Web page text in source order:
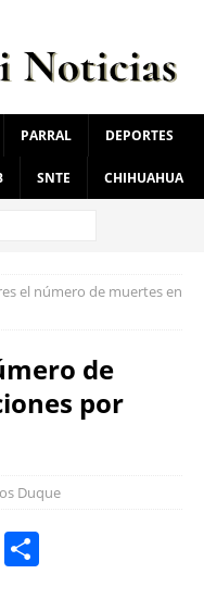
PARRAL DEPORTES
SNTE CHIHUAHUA
el número de muertes en
de
por
Duque
C